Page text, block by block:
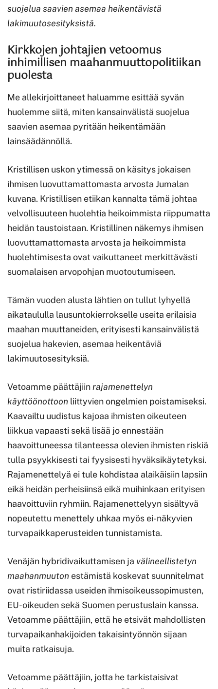
suojelua saavien asemaa heikentävistä
lakimuutosesityksistä.
Kirkkojen johtajien vetoomus
inhimillisen maahanmuuttopolitiikan
puolesta
Me allekirjoittaneet haluamme esittää syvän
huolemme siitä, miten kansainvälistä suojelua
saavien asemaa pyritään heikentämään
lainsäädännöllä.
Kristillisen uskon ytimessä on käsitys jokaisen
ihmisen luovuttamattomasta arvosta Jumalan
kuvana. Kristillisen etiikan kannalta tämä johtaa
velvollisuuteen huolehtia heikoimmista riippumatta
heidän taustoistaan. Kristillinen näkemys ihmisen
luovuttamattomasta arvosta ja heikoimmista
huolehtimisesta ovat vaikuttaneet merkittävästi
suomalaisen arvopohjan muotoutumiseen.
Tämän vuoden alusta lähtien on tullut lyhyellä
aikataululla lausuntokierrokselle useita erilaisia
maahan muuttaneiden, erityisesti kansainvälistä
suojelua hakevien, asemaa heikentäviä
lakimuutosesityksiä.
Vetoamme päättäjiinrajamenettelyn
käyttöönottoon liittyvien ongelmien poistamiseksi.
Kaavailtu uudistus kajoaa ihmisten oikeuteen
liikkua vapaasti sekä lisää jo ennestään
haavoittuneessa tilanteessa olevien ihmisten riskiä
tulla psyykkisesti tai fyysisesti hyväksikäytetyksi.
Rajamenettelyä ei tule kohdistaa alaikäisiin lapsiin
eikä heidän perheisiinsä eikä muihinkaan erityisen
haavoittuviin ryhmiin. Rajamenettelyyn sisältyvä
nopeutettu menettely uhkaa myös ei-näkyvien
turvapaikkaperusteiden tunnistamista.
Venäjän hybridivaikuttamisen ja välineellistetyn
maahanmuuton estämistä koskevat suunnitelmat
ovat ristiriidassa useiden ihmisoikeussopimusten,
EU-oikeuden sekä Suomen perustuslain kanssa.
Vetoamme päättäjiin, että he etsivät mahdollisten
turvapaikanhakijoiden takaisintyönnön sijaan
muita ratkaisuja.
Vetoamme päättäjiin, jotta he tarkistaisivat